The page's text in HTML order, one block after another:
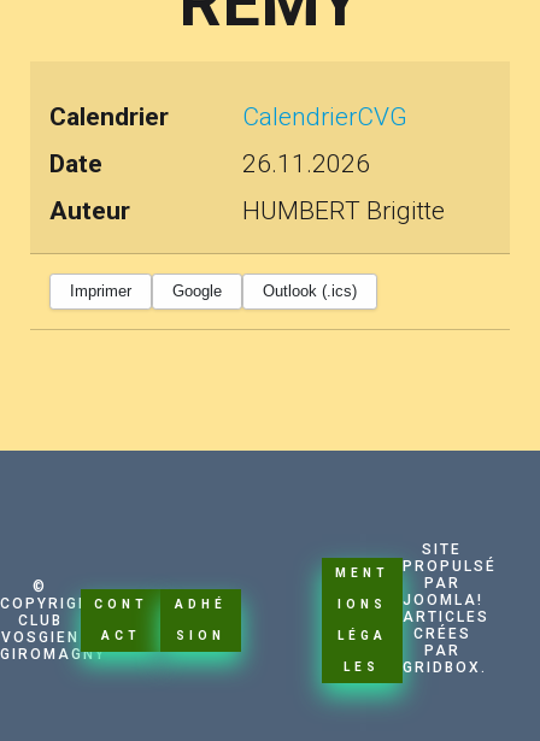
Calendrier
CalendrierCVG
Date
26.11.2026
Auteur
HUMBERT Brigitte
Imprimer Google Outlook (.ics)
©
COPYRIGHT
CLUB
VOSGIEN
GIROMAGNY
CONT
ACT
ADHÉ
SION
MENT
IONS
LÉGA
LES
SITE
PROPULSÉ
PAR
JOOMLA!
ARTICLES
CRÉES
PAR
GRIDBOX.